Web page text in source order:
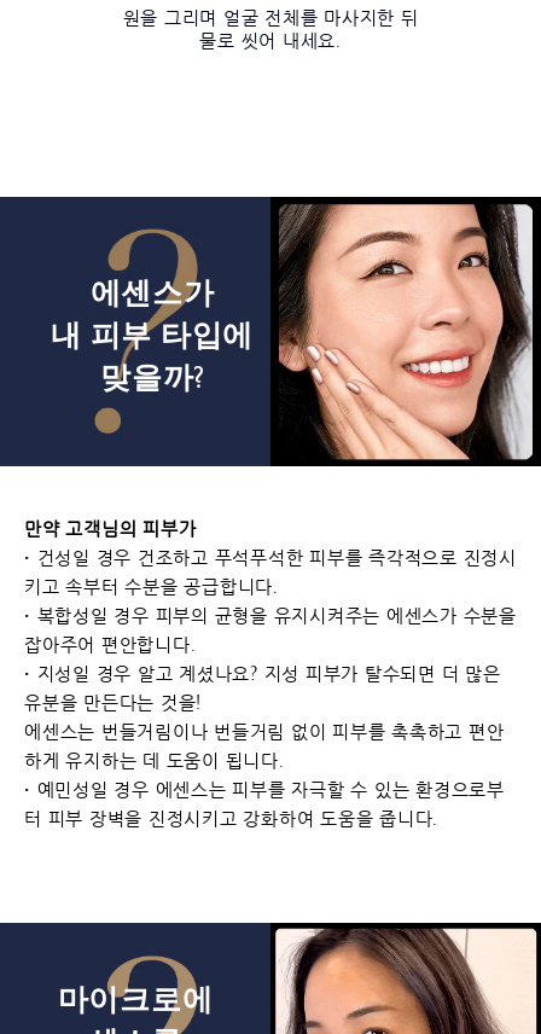
원을 그리며 얼굴 전체를 마사지한 뒤
물로 씻어 내세요.
에센스가
내 피부 타입에
맞을까?
만약 고객님의 피부가
• 건성일 경우 건조하고 푸석푸석한 피부를 즉각적으로 진정시
키고 속부터 수분을 공급합니다.
• 복합성일 경우 피부의 균형을 유지시켜주는 에센스가 수분을
잡아주어 편안합니다.
• 지성일 경우 알고 계셨나요? 지성 피부가 탈수되면 더 많은
유분을 만든다는 것을!
에센스는 번들거림이나 번들거림 없이 피부를 촉촉하고 편안
하게 유지하는 데 도움이 됩니다.
• 예민성일 경우 에센스는 피부를 자극할 수 있는 환경으로부
터 피부 장벽을 진정시키고 강화하여 도움을 줍니다.
마이크로에